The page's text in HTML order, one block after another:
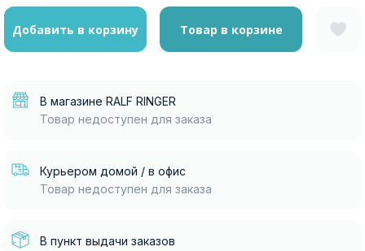
Добавить в корзину Товар в корзине
В магазине RALF RINGER
Товар недоступен для заказа
Курьером домой / в офис
Товар недоступен для заказа
В пункт выдачи заказов